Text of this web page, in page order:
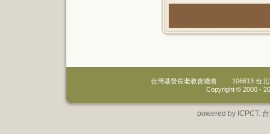
台灣基督長老教會總會
106613 台
Copyright © 2000 -
powered by ICPCT.